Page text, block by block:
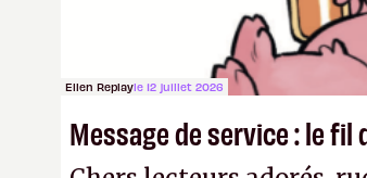
Ellen Replayle 12 juillet 2026
Message de service : le